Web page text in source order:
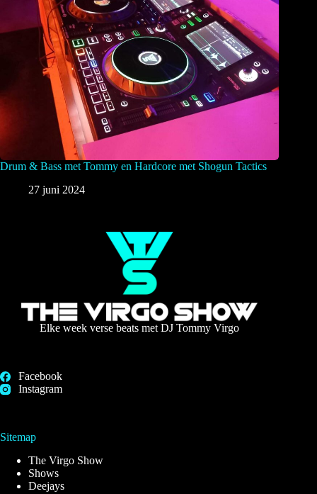
Drum & Bass met Tommy en Hardcore met Shogun Tactics
27 juni 2024
Elke week verse beats met DJ Tommy Virgo
Facebook
Instagram
Sitemap
The Virgo Show
Shows
Deejays